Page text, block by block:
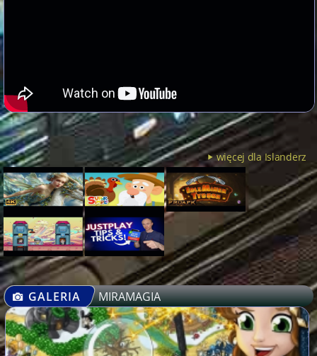
więcej dla Islanderz
GALERIA MIRAMAGIA